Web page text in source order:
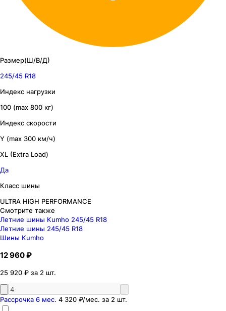
Размер(Ш/В/Д)
245/45 R18
Индекс нагрузки
100 (max 800 кг)
Индекс скорости
Y (max 300 км/ч)
XL (Extra Load)
Да
Класс шины
ULTRA HIGH PERFORMANCE
Смотрите также
Летние шины Kumho 245/45 R18
Летние шины 245/45 R18
Шины Kumho
12 960 ₽
25 920 ₽ за 2 шт.
Рассрочка 6 мес. 4 320 ₽/мес. за 2 шт.